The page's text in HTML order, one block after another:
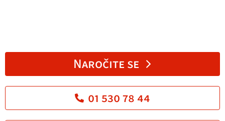
Naročite se
01 530 78 44